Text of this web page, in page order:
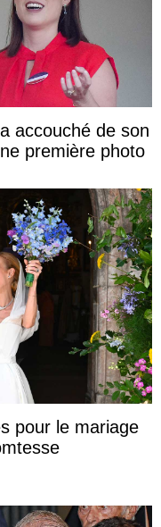
accouché de son
première photo
pour le mariage